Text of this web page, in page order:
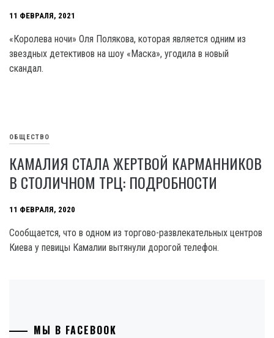
11 ФЕВРАЛЯ, 2021
«Королева ночи» Оля Полякова, которая является одним из
звездных детективов на шоу «Маска», угодила в новый
скандал.
ОБЩЕСТВО
КАМАЛИЯ СТАЛА ЖЕРТВОЙ КАРМАННИКОВ
В СТОЛИЧНОМ ТРЦ: ПОДРОБНОСТИ
11 ФЕВРАЛЯ, 2020
Сообщается, что в одном из торгово-развлекательных центров
Киева у певицы Камалии вытянули дорогой телефон.
МЫ В FACEBOOK